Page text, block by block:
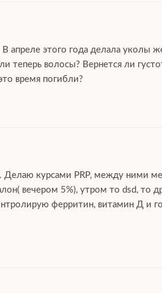
апреле этого года делала уколы
теперь волосы? Вернется ли
время погибли?
Делаю курсами PRP, между ними
вечером 5%), утром то dsd, то
ферритин, витамин Д и